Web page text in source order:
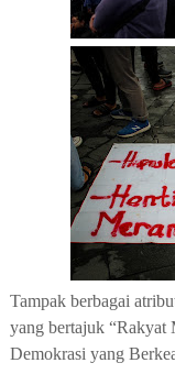
Tampak berbagai
yang bertajuk
Demokrasi yang